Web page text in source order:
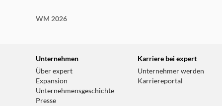
WM 2026
Unternehmen
Über expert
Expansion
Unternehmensgeschichte
Presse
Karriere bei expert
Unternehmer werden
Karriereportal